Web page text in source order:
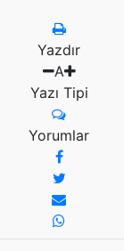
Yazdır
A
Yazı Tipi
Yorumlar